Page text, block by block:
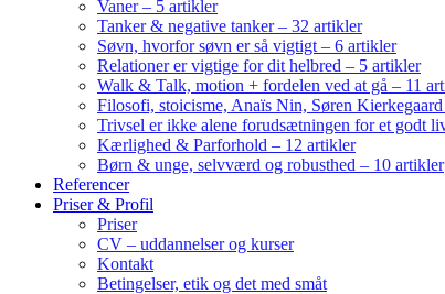
Vaner – 5 artikler
Tanker & negative tanker – 32 artikler
Søvn, hvorfor søvn er så vigtigt – 6 artikler
Relationer er vigtige for dit helbred – 5 artikler
Walk & Talk, motion + fordelen ved at gå – 11
Filosofi, stoicisme, Anaïs Nin, Søren
Trivsel er ikke alene forudsætningen for et godt
Kærlighed & Parforhold – 12 artikler
Børn & unge, selvværd og robusthed – 10 artikler
Referencer
Priser & Profil
Priser
CV – uddannelser og kurser
Kontakt
Betingelser, etik og det med småt